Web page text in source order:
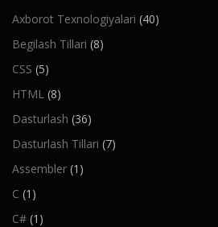
Axborot Texnologiyalari (40)
Begilash Tillari (8)
CSS (5)
HTML (8)
Dasturlash (36)
Dasturlash Tillari (7)
Assembler (1)
C (1)
C# (1)